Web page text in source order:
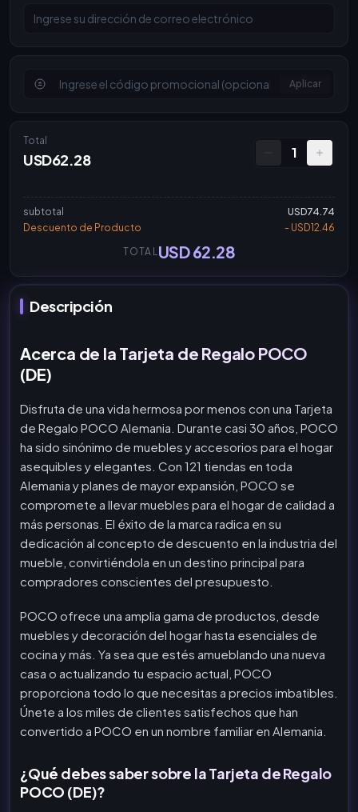
Aplicar
Total
USD62.28 1
subtotal
USD74.74
Descuento de Producto
- USD12.46
TOTAL USD 62.28
Descripción
Acerca de la Tarjeta de Regalo POCO
(DE)
Disfruta de una vida hermosa por menos con una Tarjeta
de Regalo POCO Alemania. Durante casi 30 años, POCO
ha sido sinónimo de muebles y accesorios para el hogar
asequibles y elegantes. Con 121 tiendas en toda
Alemania y planes de mayor expansión, POCO se
compromete a llevar muebles para el hogar de calidad a
más personas. El éxito de la marca radica en su
dedicación al concepto de descuento en la industria del
mueble, convirtiéndola en un destino principal para
compradores conscientes del presupuesto.
POCO ofrece una amplia gama de productos, desde
muebles y decoración del hogar hasta esenciales de
cocina y más. Ya sea que estés amueblando una nueva
casa o actualizando tu espacio actual, POCO
proporciona todo lo que necesitas a precios imbatibles.
Únete a los miles de clientes satisfechos que han
convertido a POCO en un nombre familiar en Alemania.
¿Qué debes saber sobre la Tarjeta de Regalo
POCO (DE)?